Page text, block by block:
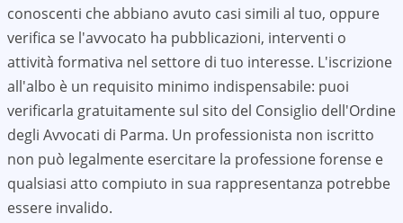
conoscenti che abbiano avuto casi simili al tuo, oppure
verifica se l'avvocato ha pubblicazioni, interventi o
attività formativa nel settore di tuo interesse. L'iscrizione
all'albo è un requisito minimo indispensabile: puoi
verificarla gratuitamente sul sito del Consiglio dell'Ordine
degli Avvocati di Parma. Un professionista non iscritto
non può legalmente esercitare la professione forense e
qualsiasi atto compiuto in sua rappresentanza potrebbe
essere invalido.